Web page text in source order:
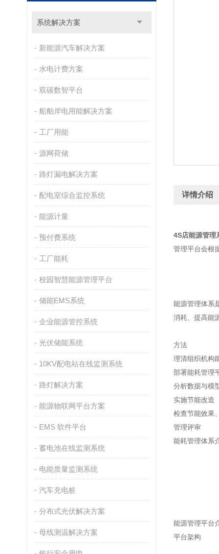
系统解决方案
新能源汽车解决方案
水电计费方案
双碳数智平台
船舶岸电用能解决方案
工厂用能
源网荷储
路灯漏电解决方案
配电室综合监控系统
能源计量
预付费系统
工厂能耗
校园智慧能源管理平台
储能EMS系统
企业能源管控系统
光伏储能系统
10KV配电站在线监测系统
路灯解决方案
能源物联网平台方案
EMS 软件平台
蓄电池在线监测系统
电能质量监测系统
汽车充电桩
分布式光伏解决方案
母线测温解决方案
详情介绍
4S店能源管理
管理平台会根
能源管理体系
消耗、提高能
方法
理清组织机构
部署能耗管理
分析数据与模
实施节能改造
检查节能效果
管理评审
能耗管理体系
能源管理平台
平台架构